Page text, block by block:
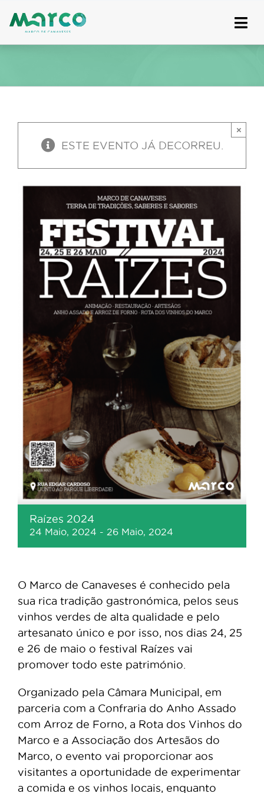
to
ESTE EVENTO JÁ DECORREU.
×
Raízes 2024
24 Maio, 2024 - 26 Maio, 2024
O Marco de Canaveses é conhecido pela
sua rica tradição gastronómica, pelos seus
vinhos verdes de alta qualidade e pelo
artesanato único e por isso, nos dias 24, 25
e 26 de maio o festival Raízes vai
promover todo este património.
Organizado pela Câmara Municipal, em
parceria com a Confraria do Anho Assado
com Arroz de Forno, a Rota dos Vinhos do
Marco e a Associação dos Artesãos do
Marco, o evento vai proporcionar aos
visitantes a oportunidade de experimentar
a comida e os vinhos locais, enquanto